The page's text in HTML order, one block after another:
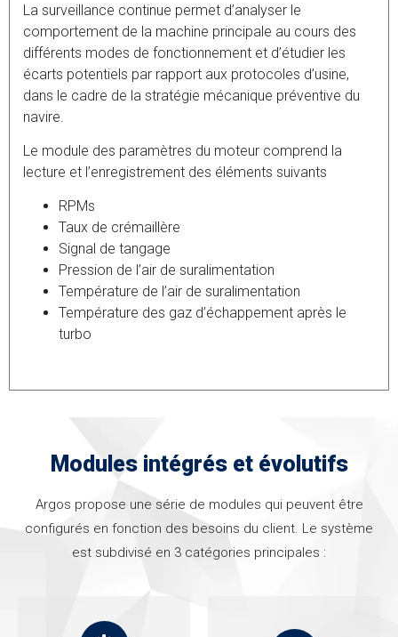
La surveillance continue permet d’analyser le
comportement de la machine principale au cours des
différents modes de fonctionnement et d’étudier les
écarts potentiels par rapport aux protocoles d’usine,
dans le cadre de la stratégie mécanique préventive du
navire.
Le module des paramètres du moteur comprend la
lecture et l’enregistrement des éléments suivants
RPMs
Taux de crémaillère
Signal de tangage
Pression de l’air de suralimentation
Température de l’air de suralimentation
Température des gaz d’échappement après le
turbo
Modules intégrés et évolutifs
Argos propose une série de modules qui peuvent être
configurés en fonction des besoins du client. Le système
est subdivisé en 3 catégories principales :